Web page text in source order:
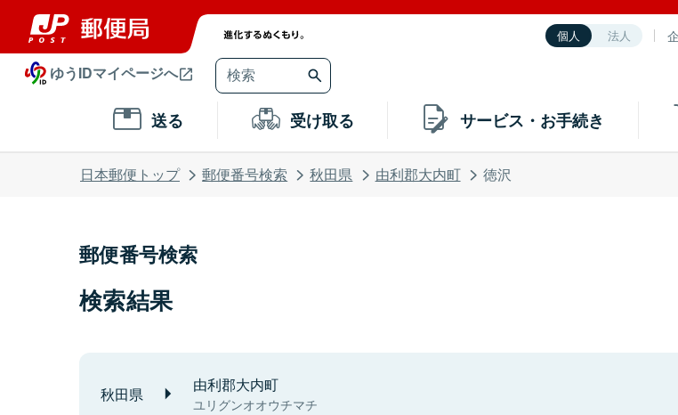
個人 法人
ゆうIDマイページへ
送る 受け取る サービス・お手続き
日本郵便トップ 郵便番号検索 秋田県 由利郡大内町 徳沢
郵便番号検索
検索結果
秋田県 由利郡大内町
ユリグンオオウチマチ